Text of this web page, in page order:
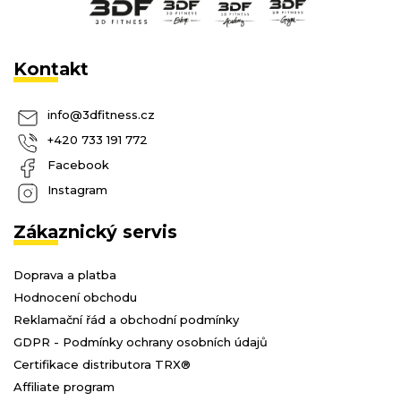
Kontakt
info@3dfitness.cz
+420 733 191 772
Facebook
Instagram
Zákaznický servis
Doprava a platba
Hodnocení obchodu
Reklamační řád a obchodní podmínky
GDPR - Podmínky ochrany osobních údajů
Certifikace distributora TRX®
Affiliate program